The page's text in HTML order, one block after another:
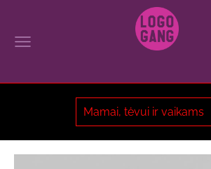
Mamai, tėvui ir vaikams